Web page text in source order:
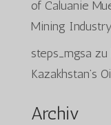
of Caluanie
Mining
steps_mgsa zu
Kazakhstan’s
Archiv